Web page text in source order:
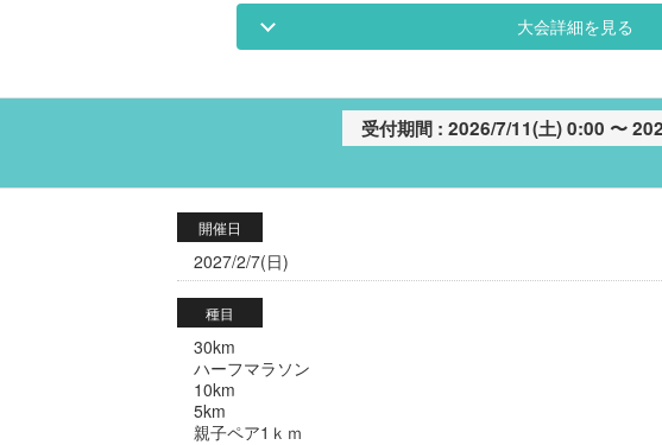
大会詳細を見る
2026/7/11(土) 0:00
開催日
2027/2/7(日)
種目
30km
ハーフマラソン
10km
5km
親子ペア1ｋｍ